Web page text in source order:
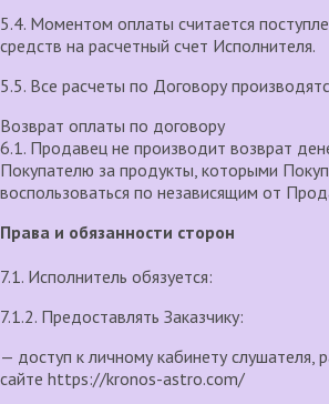
5.4. Моментом оплаты считается
средств на расчетный счет Исполнителя.
5.5. Все расчеты по Договору
Возврат оплаты по договору
6.1. Продавец не производит возврат
Покупателю за продукты, которыми
воспользоваться по независящим от
Права и обязанности сторон
7.1. Исполнитель обязуется:
7.1.2. Предоставлять Заказчику:
— доступ к личному кабинету слушателя,
сайте https://kronos-astro.com/